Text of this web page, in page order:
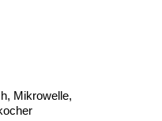
Mikrowelle,